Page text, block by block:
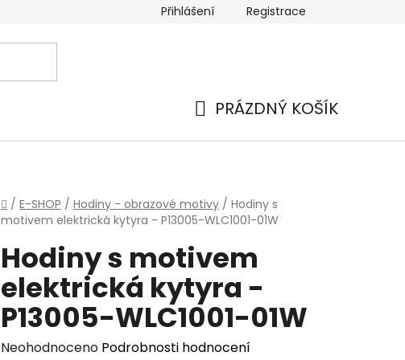
Přihlášení Registrace
PRÁZDNÝ KOŠÍK
Domů
/ E-SHOP / Hodiny - obrazové motivy / Hodiny s
motivem elektrická kytyra - P13005-WLC1001-01W
Hodiny s motivem
elektrická kytyra -
P13005-WLC1001-01W
Průměrné
Neohodnoceno Podrobnosti hodnocení